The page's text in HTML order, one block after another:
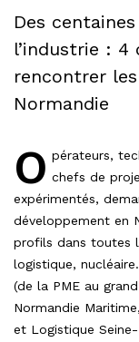
Des
l’industrie :
rencontrer
Normandie
O pérateurs,
chefs de
expérimentés,
développement en
profils dans toutes
logistique,
(de la PME au
Normandie
et Logistique